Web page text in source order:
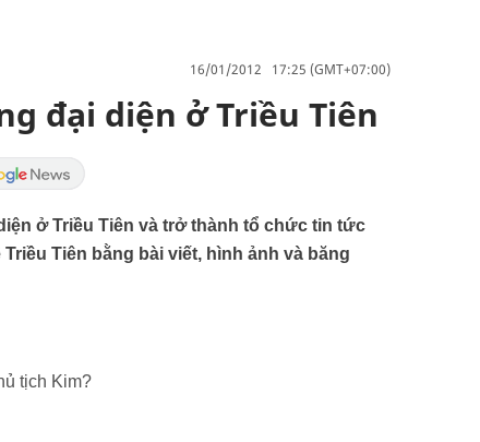
16/01/2012 17:25 (GMT+07:00)
đại diện ở Triều Tiên
ở Triều Tiên và trở thành tổ chức tin tức
Tiên bằng bài viết, hình ảnh và băng
tịch Kim?